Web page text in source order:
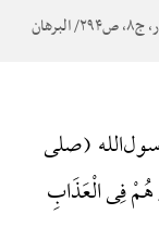
البرهان
(صلی
هُمْ فِی الْعَذَابِ